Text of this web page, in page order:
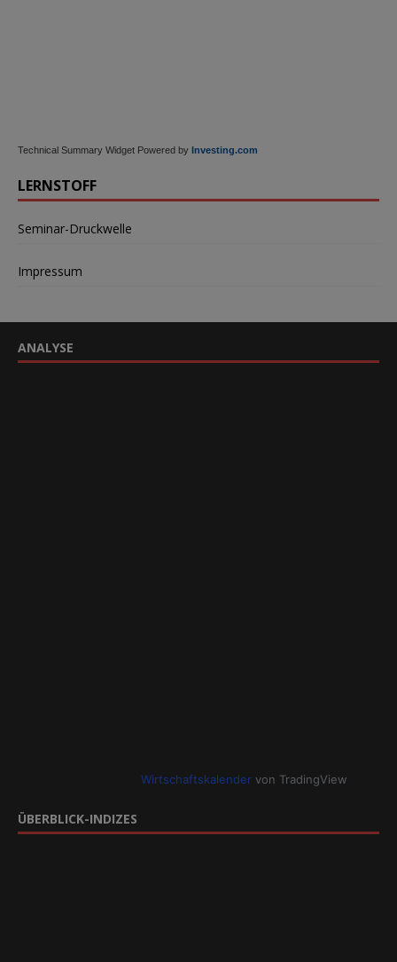
Technical Summary Widget Powered by Investing.com
LERNSTOFF
Seminar-Druckwelle
Impressum
ANALYSE
Wirtschaftskalendervon TradingView
ÜBERBLICK-INDIZES